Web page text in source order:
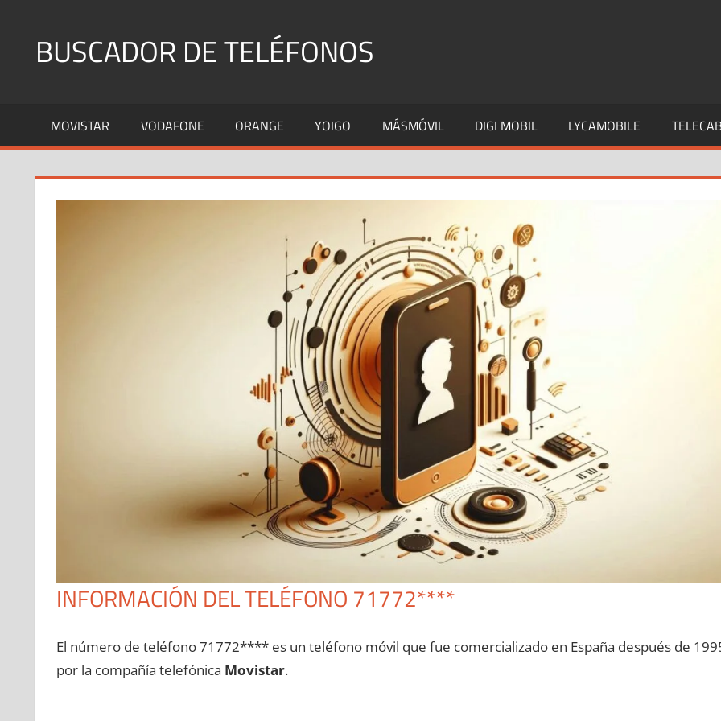
contenidoBUSCADOR DE TELÉFONOS
Fijos
y
MOVISTAR VODAFONE ORANGE YOIGO MÁSMÓVIL DIGI MOBIL LYCAMOBILE
INFORMACIÓN DEL TELÉFONO 71772****
El número dе teléfono 71772**** es un teléfono móvil quе fue comercializado en España después dе
pοr la compañía telefónica Movistar.